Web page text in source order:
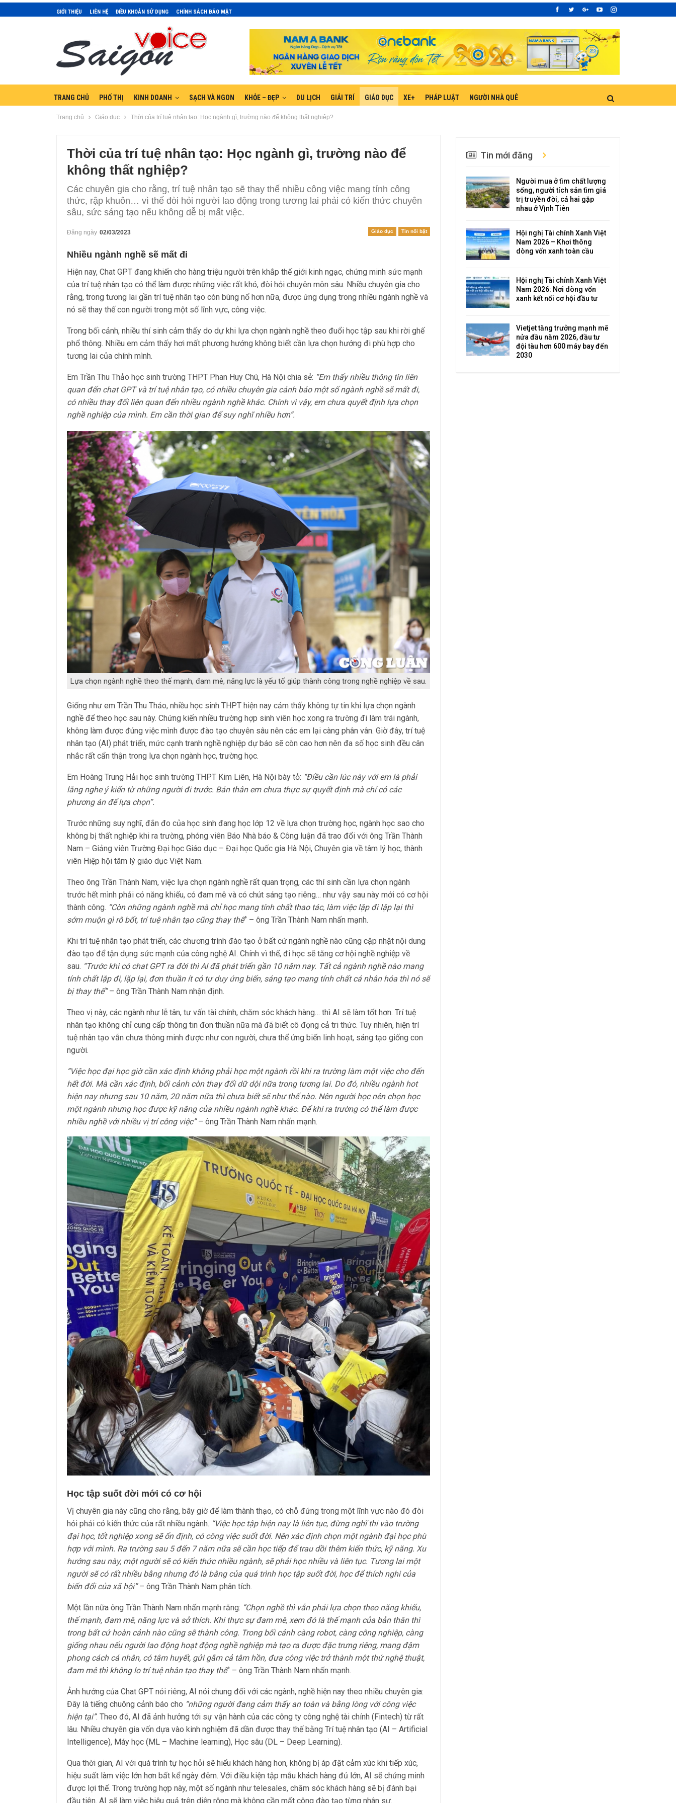
GIỚI THIỆU LIÊN HỆ ĐIỀU KHOẢN SỬ DỤNG CHÍNH SÁCH BẢO MẬT
TRANG CHỦ PHỐ THỊ KINH DOANH SẠCH VÀ NGON KHỎE – ĐẸP DU LỊCH GIẢI TRÍ GIÁO DỤC XE+ PHÁP LUẬT NGƯỜI NHÀ QUÊ
Trang chủ Giáo dục Thời của trí tuệ nhân tạo: Học ngành gì, trường nào để không thất nghiệp?
Thời của trí tuệ nhân tạo: Học ngành gì, trường nào để
không thất nghiệp?
Các chuyên gia cho rằng, trí tuệ nhân tạo sẽ thay thế nhiều công việc mang tính công
thức, rập khuôn… vì thế đòi hỏi người lao động trong tương lai phải có kiến thức chuyên
sâu, sức sáng tạo nếu không dễ bị mất việc.
Giáo dục Tin nổi bật
Đăng ngày 02/03/2023
Nhiều ngành nghề sẽ mất đi
Hiện nay, Chat GPT đang khiến cho hàng triệu người trên khắp thế giới kinh ngạc, chứng minh sức mạnh
của trí tuệ nhân tạo có thể làm được những việc rất khó, đòi hỏi chuyên môn sâu. Nhiều chuyên gia cho
rằng, trong tương lai gần trí tuệ nhân tạo còn bùng nổ hơn nữa, được ứng dụng trong nhiều ngành nghề và
nó sẽ thay thế con người trong một số lĩnh vực, công việc.
Trong bối cảnh, nhiều thí sinh cảm thấy do dự khi lựa chọn ngành nghề theo đuổi học tập sau khi rời ghế
phổ thông. Nhiều em cảm thấy hơi mất phương hướng không biết cần lựa chọn hướng đi phù hợp cho
tương lai của chính mình.
Em Trần Thu Thảo học sinh trường THPT Phan Huy Chú, Hà Nội chia sẻ: “Em thấy nhiều thông tin liên
quan đến chat GPT và trí tuệ nhân tạo, có nhiều chuyên gia cảnh báo một số ngành nghề sẽ mất đi,
có nhiều thay đổi liên quan đến nhiều ngành nghề khác. Chính vì vậy, em chưa quyết định lựa chọn
nghề nghiệp của mình. Em cần thời gian để suy nghĩ nhiều hơn”.
Lựa chọn ngành nghề theo thế mạnh, đam mê, năng lực là yếu tố giúp thành công trong nghề nghiệp về sau.
Giống như em Trần Thu Thảo, nhiều học sinh THPT hiện nay cảm thấy không tự tin khi lựa chọn ngành
nghề để theo học sau này. Chứng kiến nhiều trường hợp sinh viên học xong ra trường đi làm trái ngành,
không làm được đúng việc mình được đào tạo chuyên sâu nên các em lại càng phân vân. Giờ đây, trí tuệ
nhân tạo (AI) phát triển, mức cạnh tranh nghề nghiệp dự báo sẽ còn cao hơn nên đa số học sinh đều cân
nhắc rất cẩn thận trong lựa chọn ngành học, trường học.
Em Hoàng Trung Hải học sinh trường THPT Kim Liên, Hà Nội bày tỏ: “Điều cần lúc này với em là phải
lắng nghe ý kiến từ những người đi trước. Bản thân em chưa thực sự quyết định mà chỉ có các
phương án để lựa chọn”.
Trước những suy nghĩ, đắn đo của học sinh đang học lớp 12 về lựa chọn trường học, ngành học sao cho
không bị thất nghiệp khi ra trường, phóng viên Báo Nhà báo & Công luận đã trao đổi với ông Trần Thành
Nam – Giảng viên Trường Đại học Giáo dục – Đại học Quốc gia Hà Nội, Chuyên gia về tâm lý học, thành
viên Hiệp hội tâm lý giáo dục Việt Nam.
Theo ông Trần Thành Nam, việc lựa chọn ngành nghề rất quan trọng, các thí sinh cần lựa chọn ngành
trước hết mình phải có năng khiếu, có đam mê và có chút sáng tạo riêng… như vậy sau này mới có cơ hội
thành công. “Còn những ngành nghề mà chỉ học mang tính chất thao tác, làm việc lặp đi lặp lại thì
sớm muộn gì rô bốt, trí tuệ nhân tạo cũng thay thế” – ông Trần Thành Nam nhấn mạnh.
Khi trí tuệ nhân tạo phát triển, các chương trình đào tạo ở bất cứ ngành nghề nào cũng cập nhật nội dung
đào tạo để tận dụng sức mạnh của công nghệ AI. Chính vì thế, đi học sẽ tăng cơ hội nghề nghiệp về
sau. “Trước khi có chat GPT ra đời thì AI đã phát triển gần 10 năm nay. Tất cả ngành nghề nào mang
tính chất lặp đi, lặp lại, đơn thuần ít có tư duy ứng biến, sáng tạo mang tính chất cá nhân hóa thì nó sẽ
bị thay thế”– ông Trần Thành Nam nhận định.
Theo vị này, các ngành như lễ tân, tư vấn tài chính, chăm sóc khách hàng… thì AI sẽ làm tốt hơn. Trí tuệ
nhân tạo không chỉ cung cấp thông tin đơn thuần nữa mà đã biết cô đọng cả tri thức. Tuy nhiên, hiện trí
tuệ nhân tạo vẫn chưa thông minh được như con người, chưa thể ứng biến linh hoạt, sáng tạo giống con
người.
“Việc học đại học giờ cần xác định không phải học một ngành rồi khi ra trường làm một việc cho đến
hết đời. Mà cần xác định, bối cảnh còn thay đổi dữ dội nữa trong tương lai. Do đó, nhiều ngành hot
hiện nay nhưng sau 10 năm, 20 năm nữa thì chưa biết sẽ như thế nào. Nên người học nên chọn học
một ngành nhưng học được kỹ năng của nhiều ngành nghề khác. Để khi ra trường có thể làm được
nhiều nghề với nhiều vị trí công việc”– ông Trần Thành Nam nhấn mạnh.
Học tập suốt đời mới có cơ hội
Vị chuyên gia này cũng cho rằng, bây giờ để làm thành thạo, có chỗ đứng trong một lĩnh vực nào đó đòi
hỏi phải có kiến thức của rất nhiều ngành. “Việc học tập hiện nay là liên tục, đừng nghĩ thi vào trường
đại học, tốt nghiệp xong sẽ ổn định, có công việc suốt đời. Nên xác định chọn một ngành đại học phù
hợp với mình. Ra trường sau 5 đến 7 năm nữa sẽ cần học tiếp để trau dồi thêm kiến thức, kỹ năng. Xu
hướng sau này, một người sẽ có kiến thức nhiều ngành, sẽ phải học nhiều và liên tục. Tương lai một
người sẽ có rất nhiều bằng nhưng đó là bằng của quá trình học tập suốt đời, học để thích nghi của
biến đổi của xã hội”– ông Trần Thành Nam phân tích.
Một lần nữa ông Trần Thành Nam nhấn mạnh rằng: “Chọn nghề thì vẫn phải lựa chọn theo năng khiếu,
thế mạnh, đam mê, năng lực và sở thích. Khi thực sự đam mê, xem đó là thế mạnh của bản thân thì
trong bất cứ hoàn cảnh nào cũng sẽ thành công. Trong bối cảnh càng robot, càng công nghiệp, càng
giống nhau nếu người lao động hoạt động nghề nghiệp mà tạo ra được đặc trưng riêng, mang đậm
phong cách cá nhân, có tâm huyết, gửi gắm cả tâm hồn, đưa công việc trở thành một thứ nghệ thuật,
đam mê thì không lo trí tuệ nhân tạo thay thế” – ông Trần Thành Nam nhấn mạnh.
Ảnh hưởng của Chat GPT nói riêng, AI nói chung đối với các ngành, nghề hiện nay theo nhiều chuyên gia:
Đây là tiếng chuông cảnh báo cho “những người đang cảm thấy an toàn và bằng lòng với công việc
hiện tại”. Theo đó, AI đã ảnh hưởng tới sự vận hành của các công ty công nghệ tài chính (Fintech) từ rất
lâu. Nhiều chuyên gia vốn dựa vào kinh nghiệm đã dần được thay thế bằng Trí tuệ nhân tạo (AI – Artificial
Intelligence), Máy học (ML – Machine learning), Học sâu (DL – Deep Learning).
Qua thời gian, AI với quá trình tự học hỏi sẽ hiểu khách hàng hơn, không bị áp đặt cảm xúc khi tiếp xúc,
hiệu suất làm việc lớn hơn bất kể ngày đêm. Với điều kiện tập mẫu khách hàng đủ lớn, AI sẽ chứng minh
được lợi thế. Trong trường hợp này, một số ngành như telesales, chăm sóc khách hàng sẽ bị đánh bại
đầu tiên. AI sẽ làm việc hiệu quả trên diện rộng mà không cần mất công đào tạo từng nhân sự.
Tin mới đăng
Người mua ở tìm chất lượng
sống, người tích sản tìm giá
trị truyền đời, cả hai gặp
nhau ở Vịnh Tiên
Hội nghị Tài chính Xanh Việt
Nam 2026 – Khơi thông
dòng vốn xanh toàn cầu
Hội nghị Tài chính Xanh Việt
Nam 2026: Nơi dòng vốn
xanh kết nối cơ hội đầu tư
Vietjet tăng trưởng mạnh mẽ
nửa đầu năm 2026, đầu tư
đội tàu hơn 600 máy bay đến
2030